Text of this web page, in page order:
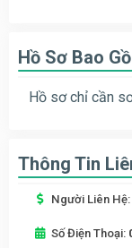
Hồ Sơ Bao
Hồ sơ chỉ cần
Thông Tin
Người Liên Hệ:
Số Điện Thoại: